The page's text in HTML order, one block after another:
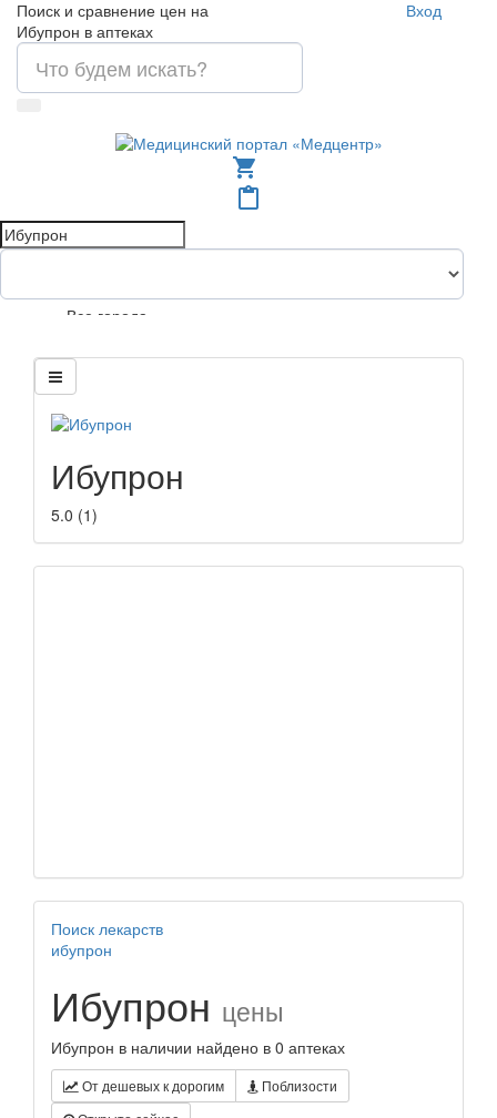
Поиск и сравнение цен на
Ибупрон в аптеках
Вход
shopping_cart
content_paste
Все города
Ибупрон
5.0 (1)
Поиск лекарств
ибупрон
Ибупрон цены
Ибупрон в наличии найдено в 0 аптеках
От дешевых к дорогим
Поблизости